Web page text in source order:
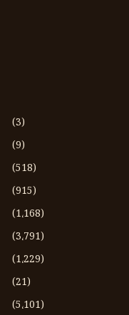
(3)
(9)
(518)
(915)
(1،168)
(3،791)
(1،229)
(21)
(5،101)